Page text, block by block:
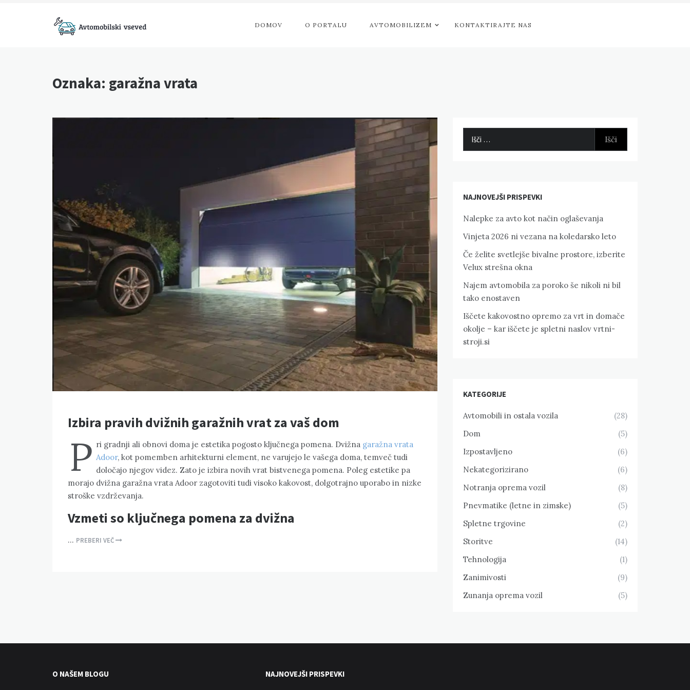
DOMOV O PORTALU AVTOMOBILIZEM KONTAKTIRAJTE NAS
Oznaka: garažna vrata
Izbira pravih dvižnih garažnih vrat za vaš dom
P ri gradnji ali obnovi doma je estetika pogosto ključnega pomena. Dvižna garažna vrata
Adoor, kot pomemben arhitekturni element, ne varujejo le vašega doma, temveč tudi
določajo njegov videz. Zato je izbira novih vrat bistvenega pomena. Poleg estetike pa
morajo dvižna garažna vrata Adoor zagotoviti tudi visoko kakovost, dolgotrajno uporabo in nizke
stroške vzdrževanja.
Vzmeti so ključnega pomena za dvižna
… PREBERI VEČ
NAJNOVEJŠI PRISPEVKI
Nalepke za avto kot način oglaševanja
Vinjeta 2026 ni vezana na koledarsko leto
Če želite svetlejše bivalne prostore, izberite
Velux strešna okna
Najem avtomobila za poroko še nikoli ni bil
tako enostaven
Iščete kakovostno opremo za vrt in domače
okolje – kar iščete je spletni naslov vrtni-
stroji.si
KATEGORIJE
Avtomobili in ostala vozila
(28)
Dom
(5)
Izpostavljeno
(6)
Nekategorizirano
(6)
Notranja oprema vozil
(8)
Pnevmatike (letne in zimske)
(5)
Spletne trgovine
(2)
Storitve
(14)
Tehnologija
(1)
Zanimivosti
(9)
Zunanja oprema vozil
(5)
O NAŠEM BLOGU NAJNOVEJŠI PRISPEVKI